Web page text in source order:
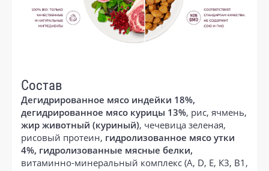
Состав
Дегидрированное мясо индейки 18%,
дегидрированное мясо курицы 13%, рис, ячмень,
жир животный (куриный), чечевица зеленая,
рисовый протеин, гидролизованное мясо утки
4%, гидролизованные мясные белки,
витаминно-минеральный комплекс (А, D, E, К3, В1,